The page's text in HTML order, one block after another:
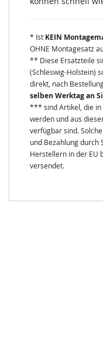
* Ist KEIN
OHNE Montagesatz
** Diese Ersatzteile
(Schleswig-Holstein)
direkt, nach
selben Werktag an
*** sind Artikel, die in
werden und aus
verfügbar sind.
und Bezahlung durch
Herstellern in der EU
versendet.